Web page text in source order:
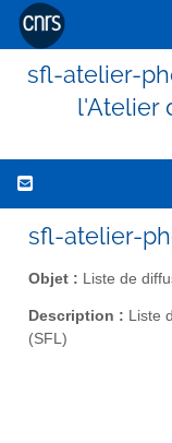
sfl-atelier-
l'Atelier
sfl-atelier-
Objet : Liste de
Description : Liste
(SFL)